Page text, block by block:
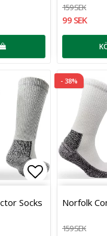
159 SEK
99 SEK
Lägg till i
Socks
- 38%
Norfolk
159 SEK